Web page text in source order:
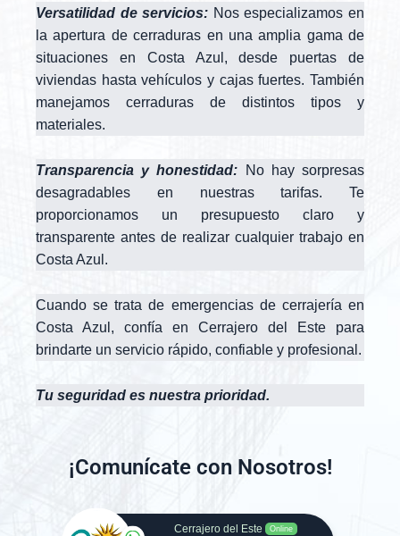
Versatilidad de servicios: Nos especializamos en
la apertura de cerraduras en una amplia gama de
situaciones en Costa Azul, desde puertas de
viviendas hasta vehículos y cajas fuertes. También
manejamos cerraduras de distintos tipos y
materiales.
Transparencia y honestidad: No hay sorpresas
desagradables en nuestras tarifas. Te
proporcionamos un presupuesto claro y
transparente antes de realizar cualquier trabajo en
Costa Azul.
Cuando se trata de emergencias de cerrajería en
Costa Azul, confía en Cerrajero del Este para
brindarte un servicio rápido, confiable y profesional.
Tu seguridad es nuestra prioridad.
¡Comunícate con Nosotros!
Cerrajero del Este Online